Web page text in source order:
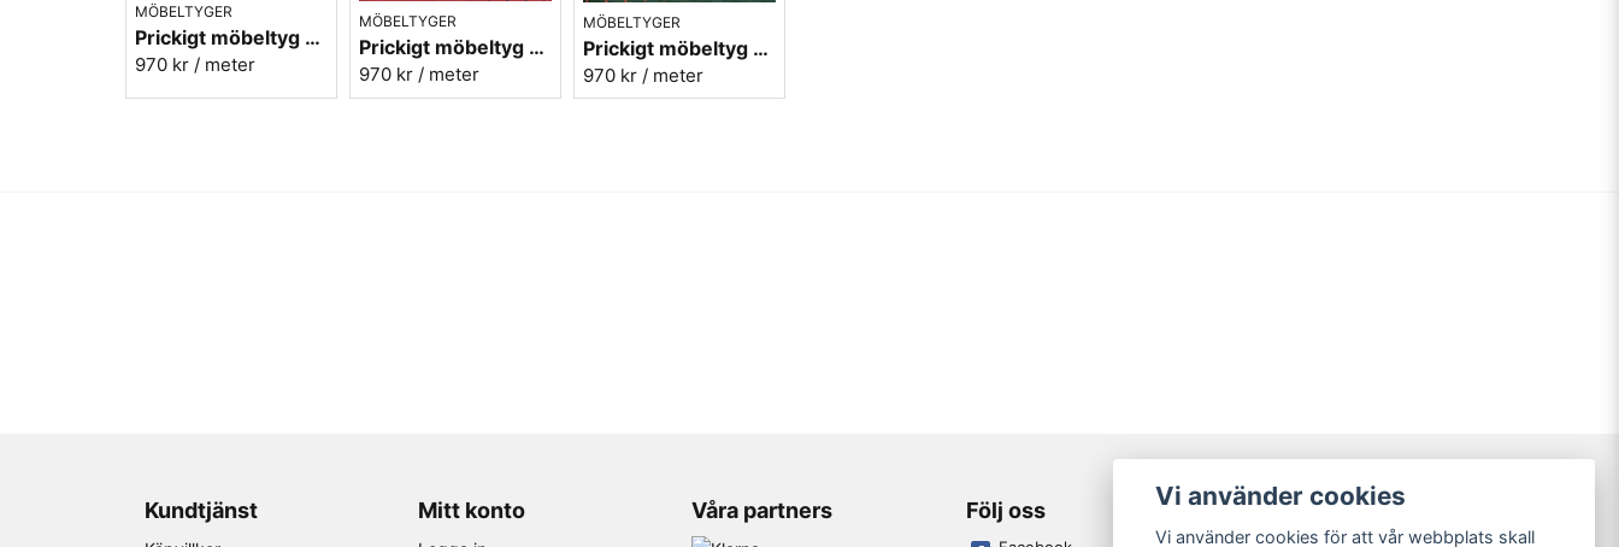
MÖBELTYGER
Prickigt möbeltyg gul-blå Micro nr.10
970 kr / meter
MÖBELTYGER
Prickigt möbeltyg röd-blå Micro nr.31
970 kr / meter
MÖBELTYGER
Prickigt möbeltyg grön-röd Micro nr.72
970 kr / meter
Kundtjänst Mitt konto Våra partners Följ oss Broarne AB
© Copyright
Vi använder cookies
Vi använder cookies för att vår webbplats skall